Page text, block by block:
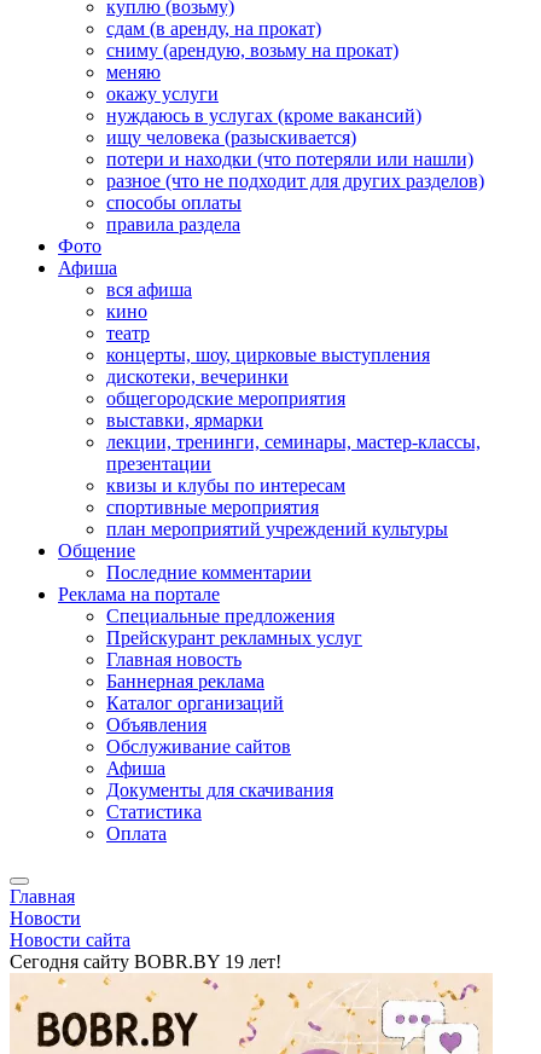
куплю (возьму)
сдам (в аренду, на прокат)
сниму (арендую, возьму на прокат)
меняю
окажу услуги
нуждаюсь в услугах (кроме вакансий)
ищу человека (разыскивается)
потери и находки (что потеряли или нашли)
разное (что не подходит для других разделов)
способы оплаты
правила раздела
Фото
Афиша
вся афиша
кино
театр
концерты, шоу, цирковые выступления
дискотеки, вечеринки
общегородские мероприятия
выставки, ярмарки
лекции, тренинги, семинары, мастер-классы,
презентации
квизы и клубы по интересам
спортивные мероприятия
план мероприятий учреждений культуры
Общение
Последние комментарии
Реклама на портале
Специальные предложения
Прейскурант рекламных услуг
Главная новость
Баннерная реклама
Каталог организаций
Объявления
Обслуживание сайтов
Афиша
Документы для скачивания
Статистика
Оплата
Главная
Новости
Новости сайта
Сегодня сайту BOBR.BY 19 лет!